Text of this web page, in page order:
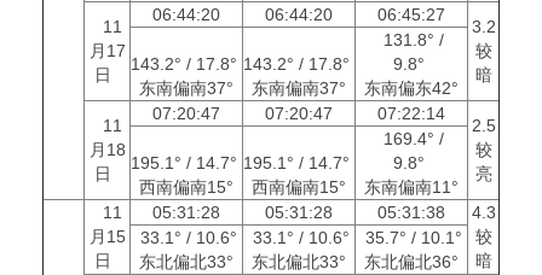
11
月17
日
06:44:20 06:44:20 06:45:27
3.2
较
暗
143.2° / 17.8°
东南偏南37°
143.2° / 17.8°
东南偏南37°
131.8° /
9.8°
东南偏东42°
11
月18
日
07:20:47 07:20:47 07:22:14
2.5
较
亮
195.1° / 14.7°
西南偏南15°
195.1° / 14.7°
西南偏南15°
169.4° /
9.8°
东南偏南11°
11
月15
日
05:31:28 05:31:28 05:31:38
4.3
较
暗
33.1° / 10.6°
东北偏北33°
33.1° / 10.6°
东北偏北33°
35.7° / 10.1°
东北偏北36°